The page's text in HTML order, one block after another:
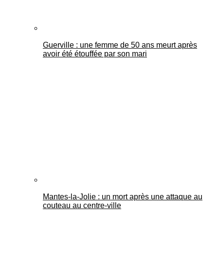
Guerville : une femme de 50 ans meurt après
avoir été étouffée par son mari
Mantes-la-Jolie : un mort après une attaque au
couteau au centre-ville